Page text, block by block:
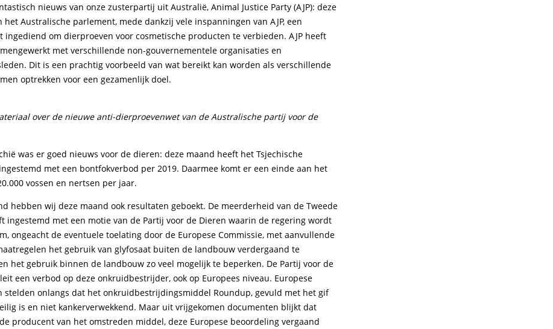
nieuws van onze zusterpartij uit Australië, Animal Justice Party (AJP): deze
het Australische parlement, mede dankzij vele inspanningen van AJP, een
ingediend om dierproeven voor cosmetische producten te verbieden. AJP heeft
met verschillende non-gouvernementele organisaties en
Dit is een prachtig voorbeeld van wat bereikt kan worden als verschillende
optrekken voor een gezamenlijk doel.
over de nieuwe anti-dierproevenwet van de Australische partij voor de
was er goed nieuws voor de dieren: deze maand heeft het Tsjechische
met een bontfokverbod per 2019. Daarmee komt er een einde aan het
vossen en nertsen per jaar.
hebben wij deze maand ook resultaten geboekt. De meerderheid van de Tweede
ingestemd met een motie van de Partij voor de Dieren waarin de regering wordt
ongeacht de eventuele toelating door de Europese Commissie, met aanvullende
het gebruik van glyfosaat buiten de landbouw verdergaand te
het gebruik binnen de landbouw zo veel mogelijk te beperken. De Partij voor de
een verbod op deze onkruidbestrijder, ook op Europees niveau. Europese
stelden onlangs dat het onkruidbestrijdingsmiddel Roundup, gevuld met het gif
is en niet kankerverwekkend. Maar uit vrijgekomen documenten blijkt dat
producent van het omstreden middel, deze Europese beoordeling vergaand